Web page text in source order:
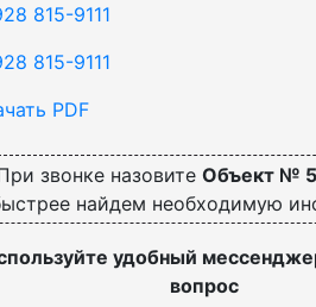
815-9111
815-9111
PDF
звонке назовите Объект №
найдем необходимую
удобный
вопрос